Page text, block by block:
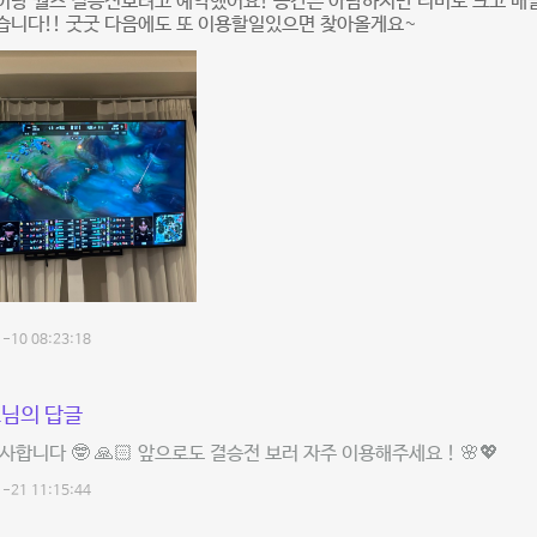
니다!! 굿굿 다음에도 또 이용할일있으면 찾아올게요~
10 08:23:18
의 답글
합니다 🤓 🙏🏻 앞으로도 결승전 보러 자주 이용해주세요 ! 🌸💖
21 11:15:44